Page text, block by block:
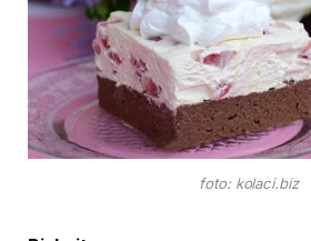
foto: kolaci.biz